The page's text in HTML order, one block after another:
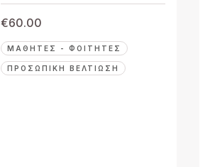
€60.00
ΜΑΘΗΤΈΣ - ΦΟΙΤΗΤΈΣ
ΠΡΟΣΩΠΙΚΉ ΒΕΛΤΊΩΣΗ